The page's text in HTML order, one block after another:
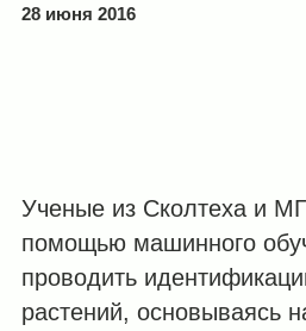
28 июня 2016
Ученые из Сколтеха и
помощью машинного
проводить
растений, основываясь